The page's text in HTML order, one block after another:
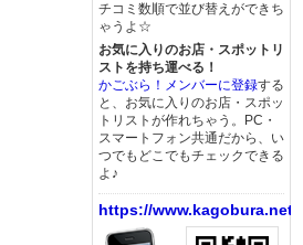
チコミ数順で並び替えができち
ゃうよ☆
お気に入りのお店・スポットリ
ストを持ち運べる！
かごぶら！メンバーに登録する
と、お気に入りのお店・スポッ
トリストが作れちゃう。PC・
スマートフォン共通だから、い
つでもどこでもチェックできる
よ♪
https://www.kagobura.net/